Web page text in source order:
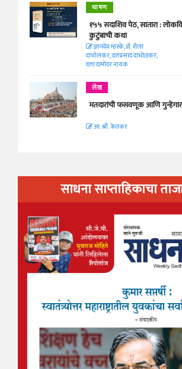
भाषण
१५५ सदाशिव पेठ, सातारा :
कुटुंबाची कथा
ज्ञानदेव म्हस्के, डॉ. शैला
दाभोलकर, दत्तप्रसाद दाभोळकर,
दत्ता दामोदर नायक
लेख
मतदारांची फसवणूक आणि
आ. श्री. केतकर
साधना साप्ताहिकाचा